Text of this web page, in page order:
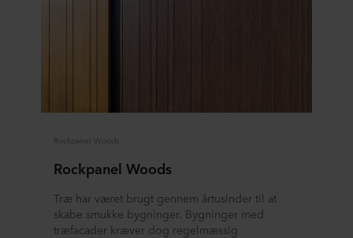
Rockpanel Woods
Rockpanel Woods
Træ har været brugt gennem årtusinder til at
skabe smukke bygninger. Bygninger med
træfacader kræver dog regelmæssig